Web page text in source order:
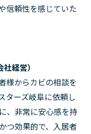
信頼性を感じていた
経営）
様からカビの相談を
ターズ岐阜に依頼し
、非常に安心感を持
つ効果的で、入居者